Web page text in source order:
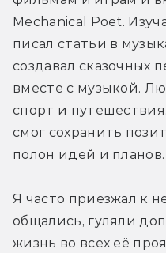
Mechanical Poet.
писал статьи в
создавал сказочных
вместе с музыкой.
спорт и
смог сохранить
полон идей и планов.
Я часто приезжал к
общались, гуляли
жизнь во всех её